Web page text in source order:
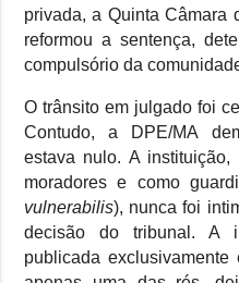
privada, a Quinta Câmara
reformou a sentença,
compulsório da
O trânsito em julgado foi
Contudo, a DPE/MA
estava nulo. A
moradores e como
vulnerabilis), nunca foi
decisão do tribunal. A
publicada